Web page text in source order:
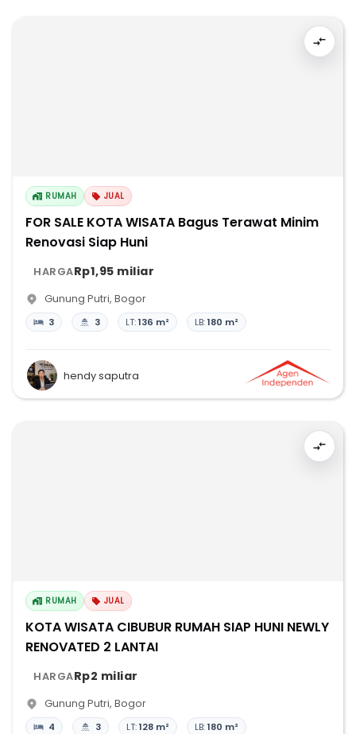
RUMAH JUAL
FOR SALE KOTA WISATA Bagus Terawat Minim
Renovasi Siap Huni
HARGARp1,95 miliar
Gunung Putri, Bogor
3 3 LT:136 m² LB:180 m²
hendy saputra
RUMAH JUAL
KOTA WISATA CIBUBUR RUMAH SIAP HUNI NEWLY
RENOVATED 2 LANTAI
HARGARp2 miliar
Gunung Putri, Bogor
4 3 LT:128 m² LB:180 m²